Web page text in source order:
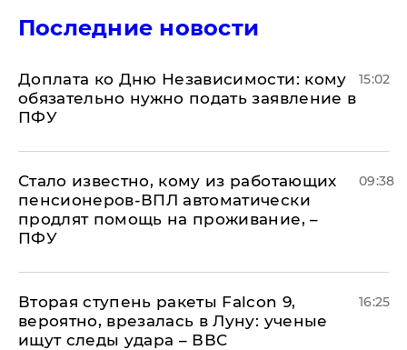
Последние новости
Доплата ко Дню Независимости: кому
обязательно нужно подать заявление в
ПФУ
15:02
Стало известно, кому из работающих
пенсионеров-ВПЛ автоматически
продлят помощь на проживание, –
ПФУ
09:38
Вторая ступень ракеты Falcon 9,
вероятно, врезалась в Луну: ученые
ищут следы удара – ВВС
16:25